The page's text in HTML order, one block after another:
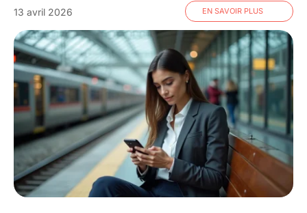
13 avril 2026 EN SAVOIR PLUS